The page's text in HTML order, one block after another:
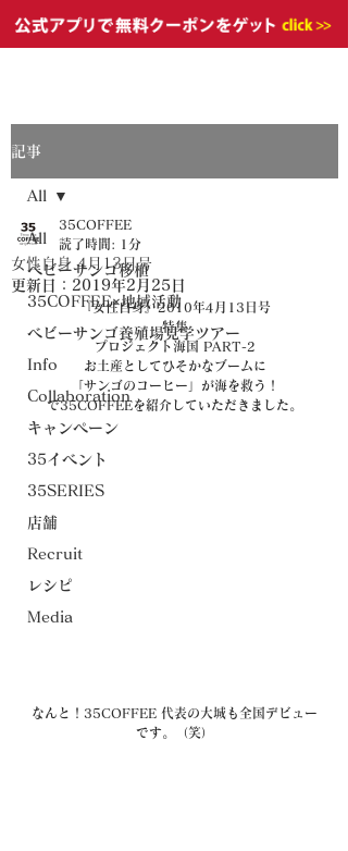
記事
All
ベビーサンゴ移植
35COFFEE×地域活動
ベビーサンゴ養殖場見学ツアー
Info
Collaboration
キャンペーン
35イベント
35SERIES
店舗
Recruit
レシピ
Media
All
女性自身 4月13日号
35COFFEE
読了時間: 1分
更新日： 2019年2月25日
『女性自身』2010年4月13日号
特集
プロジェクト海国 PART-2
お土産としてひそかなブームに
「サンゴのコーヒー」が海を救う！
で35COFFEEを紹介していただきました。
なんと！35COFFEE 代表の大城も全国デビュー
です。（笑）